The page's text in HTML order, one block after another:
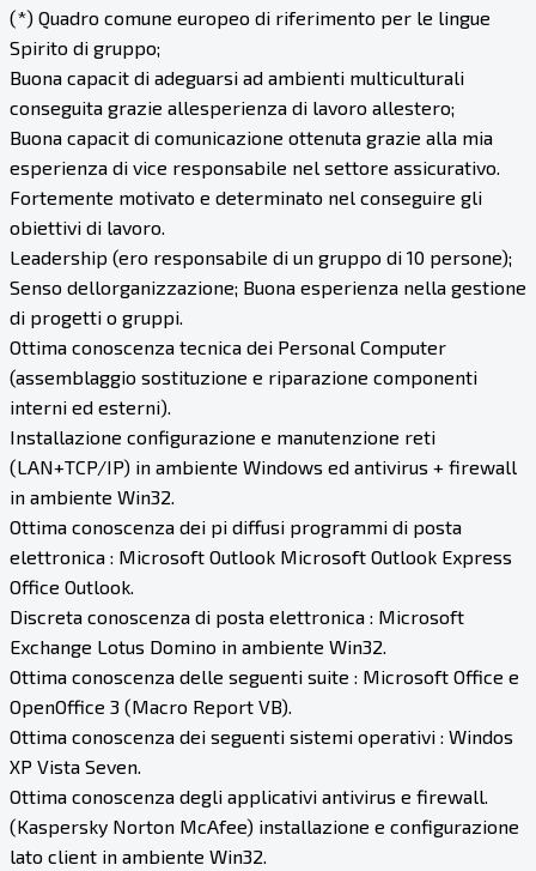
(*) Quadro comune europeo di riferimento per le lingue
Spirito di gruppo;
Buona capacit di adeguarsi ad ambienti multiculturali
conseguita grazie allesperienza di lavoro allestero;
Buona capacit di comunicazione ottenuta grazie alla mia
esperienza di vice responsabile nel settore assicurativo.
Fortemente motivato e determinato nel conseguire gli
obiettivi di lavoro.
Leadership (ero responsabile di un gruppo di 10 persone);
Senso dellorganizzazione; Buona esperienza nella gestione
di progetti o gruppi.
Ottima conoscenza tecnica dei Personal Computer
(assemblaggio sostituzione e riparazione componenti
interni ed esterni).
Installazione configurazione e manutenzione reti
(LAN+TCP/IP) in ambiente Windows ed antivirus + firewall
in ambiente Win32.
Ottima conoscenza dei pi diffusi programmi di posta
elettronica : Microsoft Outlook Microsoft Outlook Express
Office Outlook.
Discreta conoscenza di posta elettronica : Microsoft
Exchange Lotus Domino in ambiente Win32.
Ottima conoscenza delle seguenti suite : Microsoft Office e
OpenOffice 3 (Macro Report VB).
Ottima conoscenza dei seguenti sistemi operativi : Windos
XP Vista Seven.
Ottima conoscenza degli applicativi antivirus e firewall.
(Kaspersky Norton McAfee) installazione e configurazione
lato client in ambiente Win32.